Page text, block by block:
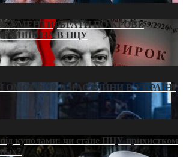
БРАТИ ПО КРОВІ:
В ПЦУ
В ЧАС ВІЙНИ В УКРАЇНІ
куполами: чи стане ПЦУ прихистком